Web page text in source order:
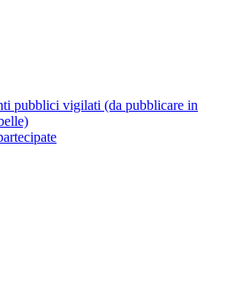
pubblici vigilati (da pubblicare in